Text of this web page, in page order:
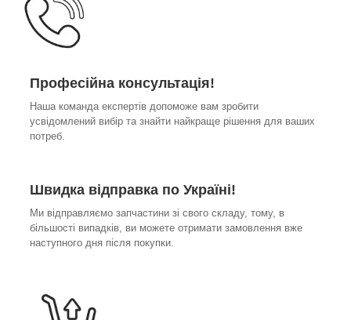
Професійна консультація!
Наша команда експертів допоможе вам зробити
усвідомлений вибір та знайти найкраще рішення для ваших
потреб.
Швидка відправка по Україні!
Ми відправляємо запчастини зі свого складу, тому, в
більшості випадків, ви можете отримати замовлення вже
наступного дня після покупки.